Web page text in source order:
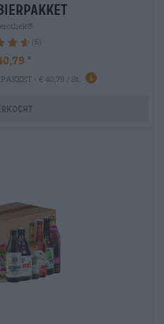
(6)
PAKKET - € 40,79 / St.